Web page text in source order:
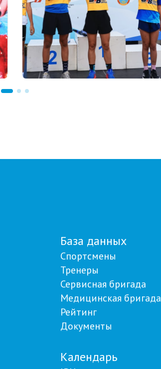
База данных
Спортсмены
Тренеры
Сервисная бригада
Медицинская бригада
Рейтинг
Документы
Календарь